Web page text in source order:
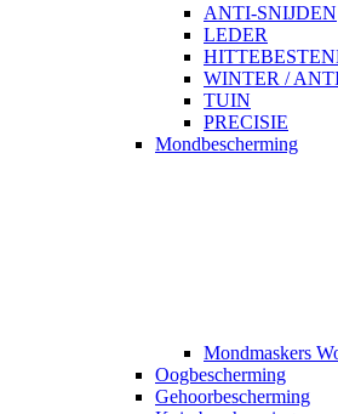
ANTI-SNIJDEN
LEDER
WINTER /
TUIN
PRECISIE
Mondbescherming
Mondmaskers
Oogbescherming
Gehoorbescherming